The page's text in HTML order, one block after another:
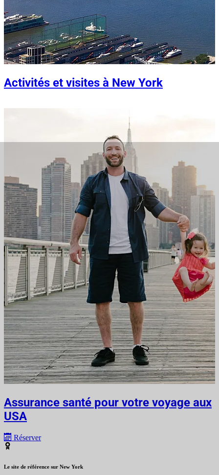
Activités et visites à New York
Assurance santé pour votre voyage aux
USA
Réserver
Le site de référence sur New York